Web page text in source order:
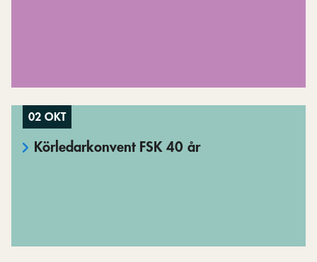
02 OKT
Körledarkonvent FSK 40 år